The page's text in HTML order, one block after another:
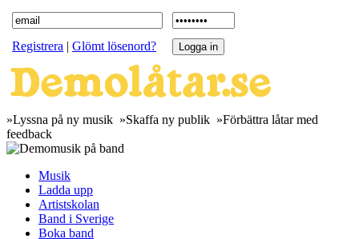
Registrera | Glömt lösenord?
»Lyssna på ny musik »Skaffa ny publik »Förbättra låtar med
feedback
Musik
Ladda upp
Artistskolan
Band i Sverige
Boka band